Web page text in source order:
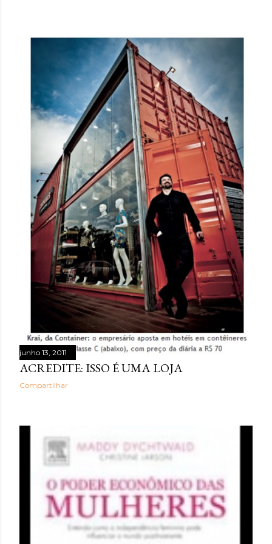
junho 13, 2011
ACREDITE: ISSO É UMA LOJA
Compartilhar